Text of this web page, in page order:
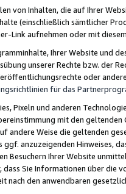
von Inhalten, die auf Ihrer
(einschließlich sämtlicher
Link aufnehmen oder mit
Ihrer Website und
unserer Rechte bzw. der
oder
für das
Pixeln und anderen
mit den
andere Weise die geltenden
ggf. anzuzeigenden Hinweises,
Besuchern Ihrer Website
dass Sie Informationen über die
nach den anwendbaren